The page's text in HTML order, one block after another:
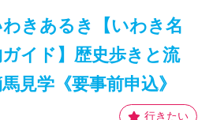
きあるき【いわき名
イド】歴史歩きと流
見学《要事前申込》